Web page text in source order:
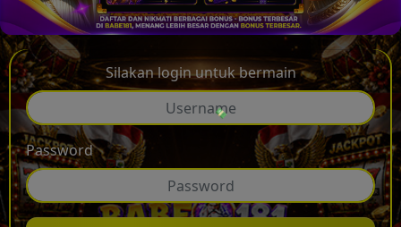
Silakan login untuk bermain
Password
💸